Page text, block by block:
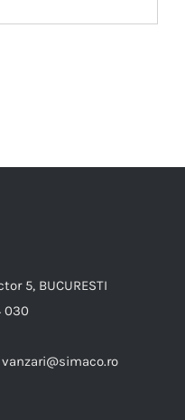
5, BUCURESTI
030